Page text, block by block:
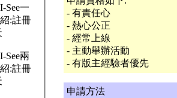
- 有責任心
- 熱心公正
- 經常上線
- 主動舉辦活動
- 有版主經驗者優先
申請方法